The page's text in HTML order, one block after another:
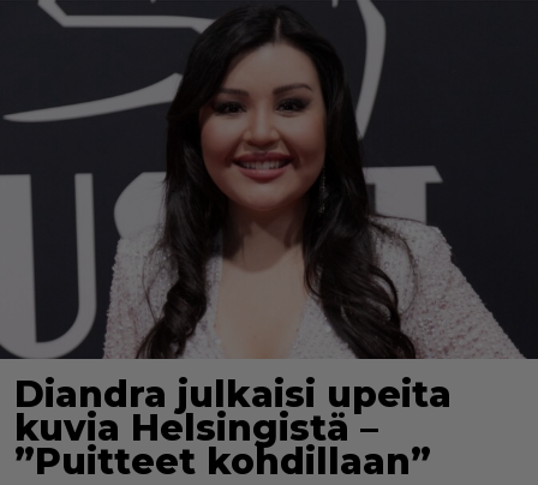
Diandra julkaisi upeita
kuvia Helsingistä –
”Puitteet kohdillaan”